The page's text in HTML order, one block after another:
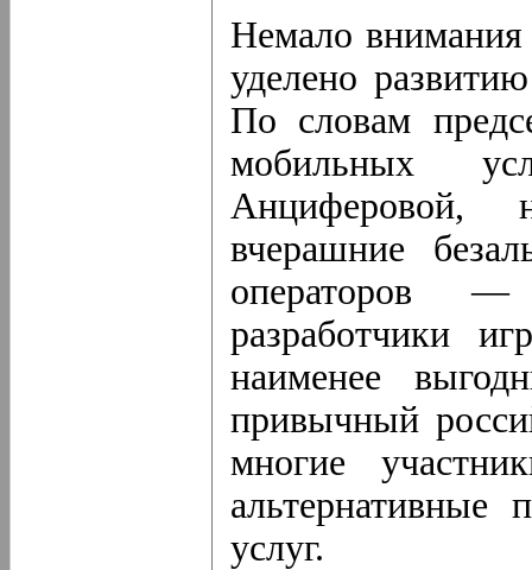
Немало
уделено
По словам
мобильных
Анциферовой,
вчерашние
операторов —
разработчики
наименее
привычный
многие
услуг.